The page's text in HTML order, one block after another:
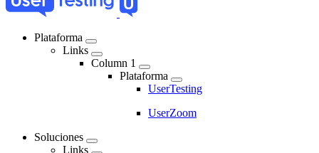
Plataforma
Links
Column 1
Plataforma
UserTesting
UserZoom
Soluciones
Links